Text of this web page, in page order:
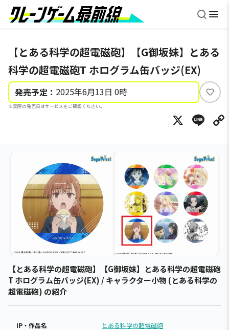
【とある科学の超電磁砲】【G御坂妹】とある
科学の超電磁砲T ホログラム缶バッジ(EX)
発売予定： 2025年6月13日 0時
※実際の発売日はサービスをご確認ください。
い
ね
X
【とある科学の超電磁砲】【G御坂妹】とある科学の超電磁砲
T ホログラム缶バッジ(EX) / キャラクター小物 (とある科学の
超電磁砲) の紹介
IP・作品名 とある科学の超電磁砲